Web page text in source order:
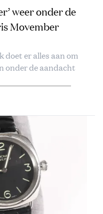
weer onder de
Movember
er alles aan om
onder de aandacht